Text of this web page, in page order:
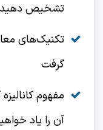
تشخیص دهید
تکنیک‌های
گرفت
مفهوم
آن را یاد